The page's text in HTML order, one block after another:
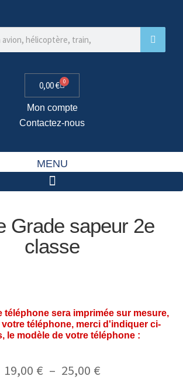
0,00€ 0
Mon compte
Contactez-nous
MENU
Grade sapeur 2e
classe
téléphone sera imprimée sur mesure,
téléphone, merci d'indiquer ci-
le modèle de votre téléphone :
19,00 € – 25,00 €